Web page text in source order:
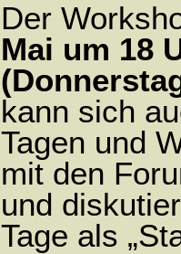
Der
Mai um 18
kann sich
Tagen und
mit den
und
Tage als